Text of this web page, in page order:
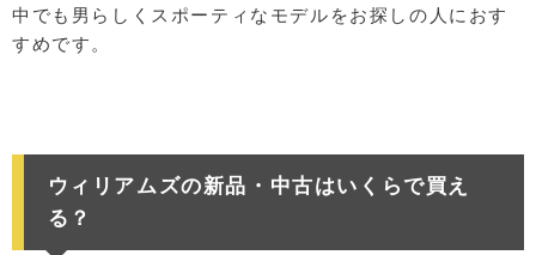
中でも男らしくスポーティなモデルをお探しの人におす
すめです。
ウィリアムズの新品・中古はいくらで買え
る？